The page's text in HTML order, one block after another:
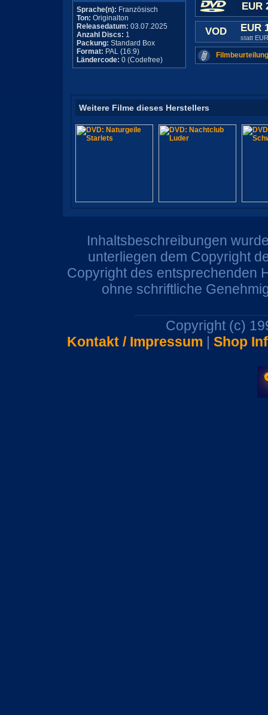
Sprache(n): Französisch
Ton: Originalton
Releasedatum: 03.07.2025
Anzahl Discs: 1
Packung: Standard Box
Format: PAL (16:9)
Ländercode: 0 (Codefree)
EUR
VOD EUR
statt
Weitere Filme dieses Herstellers
Inhaltsbeschreibungen
unterliegen dem Copyright
Copyright des entsprechenden
ohne schriftliche
Copyright (c)
Kontakt / Impressum | Shop